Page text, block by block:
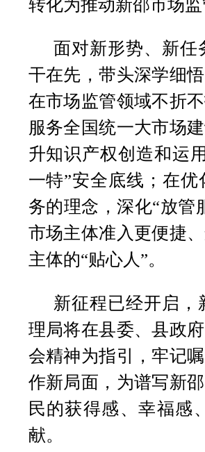
转化为推动新邵市场
面对新形势、新任
干在先 ，带头深学细
在市场监管领域不折
服务全国统一大市场
升知识产权创造和运
一特”安全底线；在
务的理念 ， 深化“放管
市场主体准入更便捷
主体的“贴心人”。
新征程已经开启 ，
理局将在县委、县政
会精神为指引
，牢记
作新局面 ， 为谱写新
民的获得感、幸福感
献。